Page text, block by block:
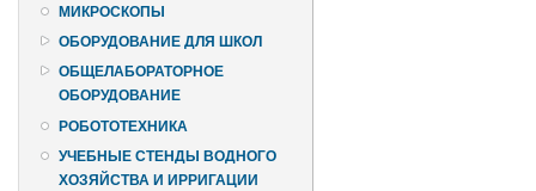
МИКРОСКОПЫ
ОБОРУДОВАНИЕ ДЛЯ ШКОЛ
ОБЩЕЛАБОРАТОРНОЕ
ОБОРУДОВАНИЕ
РОБОТОТЕХНИКА
УЧЕБНЫЕ СТЕНДЫ ВОДНОГО
ХОЗЯЙСТВА И ИРРИГАЦИИ